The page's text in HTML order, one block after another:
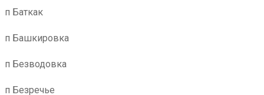
п Баткак
п Башкировка
п Безводовка
п Безречье